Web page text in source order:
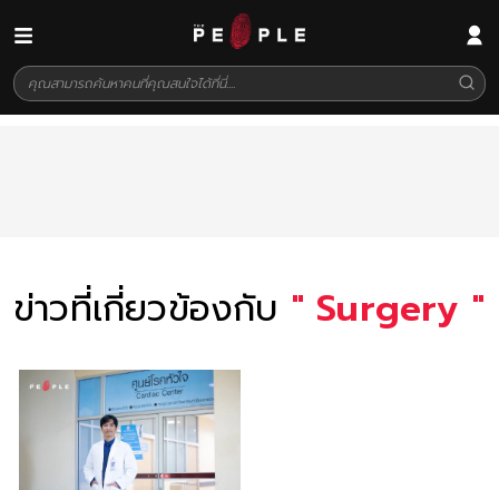
ข่าวที่เกี่ยวข้องกับ " Surgery "